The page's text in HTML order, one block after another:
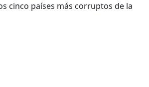
cinco países más corruptos de la